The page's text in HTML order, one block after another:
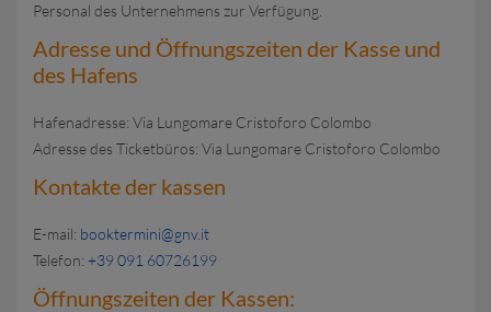
Personal des Unternehmens zur Verfügung.
Adresse und Öffnungszeiten der Kasse und
des Hafens
Hafenadresse: Via Lungomare Cristoforo Colombo
Adresse des Ticketbüros: Via Lungomare Cristoforo Colombo
Kontakte der kassen
E-mail: booktermini@gnv.it
Telefon: +39 091 60726199
Öffnungszeiten der Kassen: